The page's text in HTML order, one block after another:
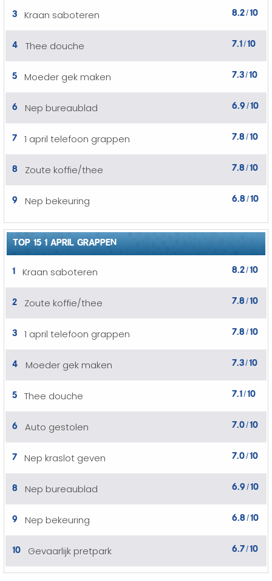
3 Kraan saboteren 8.2/10
4 Thee douche 7.1/10
5 Moeder gek maken 7.3/10
6 Nep bureaublad 6.9 /10
7 1 april telefoon grappen 7.8/10
8 Zoute koffie/thee 7.8 /10
9 Nep bekeuring 6.8/10
TOP 15 1 APRIL GRAPPEN
1
Kraan saboteren 8.2/10
2 Zoute koffie/thee 7.8 /10
3 1 april telefoon grappen 7.8/10
4 Moeder gek maken 7.3/10
5 Thee douche 7.1/10
6 Auto gestolen 7.0/10
7 Nep kraslot geven 7.0/10
8 Nep bureaublad 6.9 /10
9 Nep bekeuring 6.8/10
10 Gevaarlijk pretpark 6.7/10